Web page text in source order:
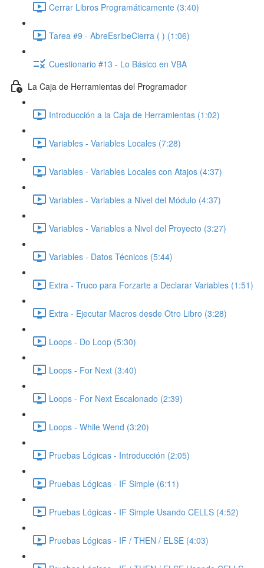
Cerrar Libros Programáticamente (3:40)
Tarea #9 - AbreEsribeCierra ( ) (1:06)
Cuestionario #13 - Lo Básico en VBA
La Caja de Herramientas del Programador
Introducción a la Caja de Herramientas (1:02)
Variables - Variables Locales (7:28)
Variables - Variables Locales con Atajos (4:37)
Variables - Variables a Nivel del Módulo (4:37)
Variables - Variables a Nivel del Proyecto (3:27)
Variables - Datos Técnicos (5:44)
Extra - Truco para Forzarte a Declarar Variables (1:51)
Extra - Ejecutar Macros desde Otro Libro (3:28)
Loops - Do Loop (5:30)
Loops - For Next (3:40)
Loops - For Next Escalonado (2:39)
Loops - While Wend (3:20)
Pruebas Lógicas - Introducción (2:05)
Pruebas Lógicas - IF Simple (6:11)
Pruebas Lógicas - IF Simple Usando CELLS (4:52)
Pruebas Lógicas - IF / THEN / ELSE (4:03)